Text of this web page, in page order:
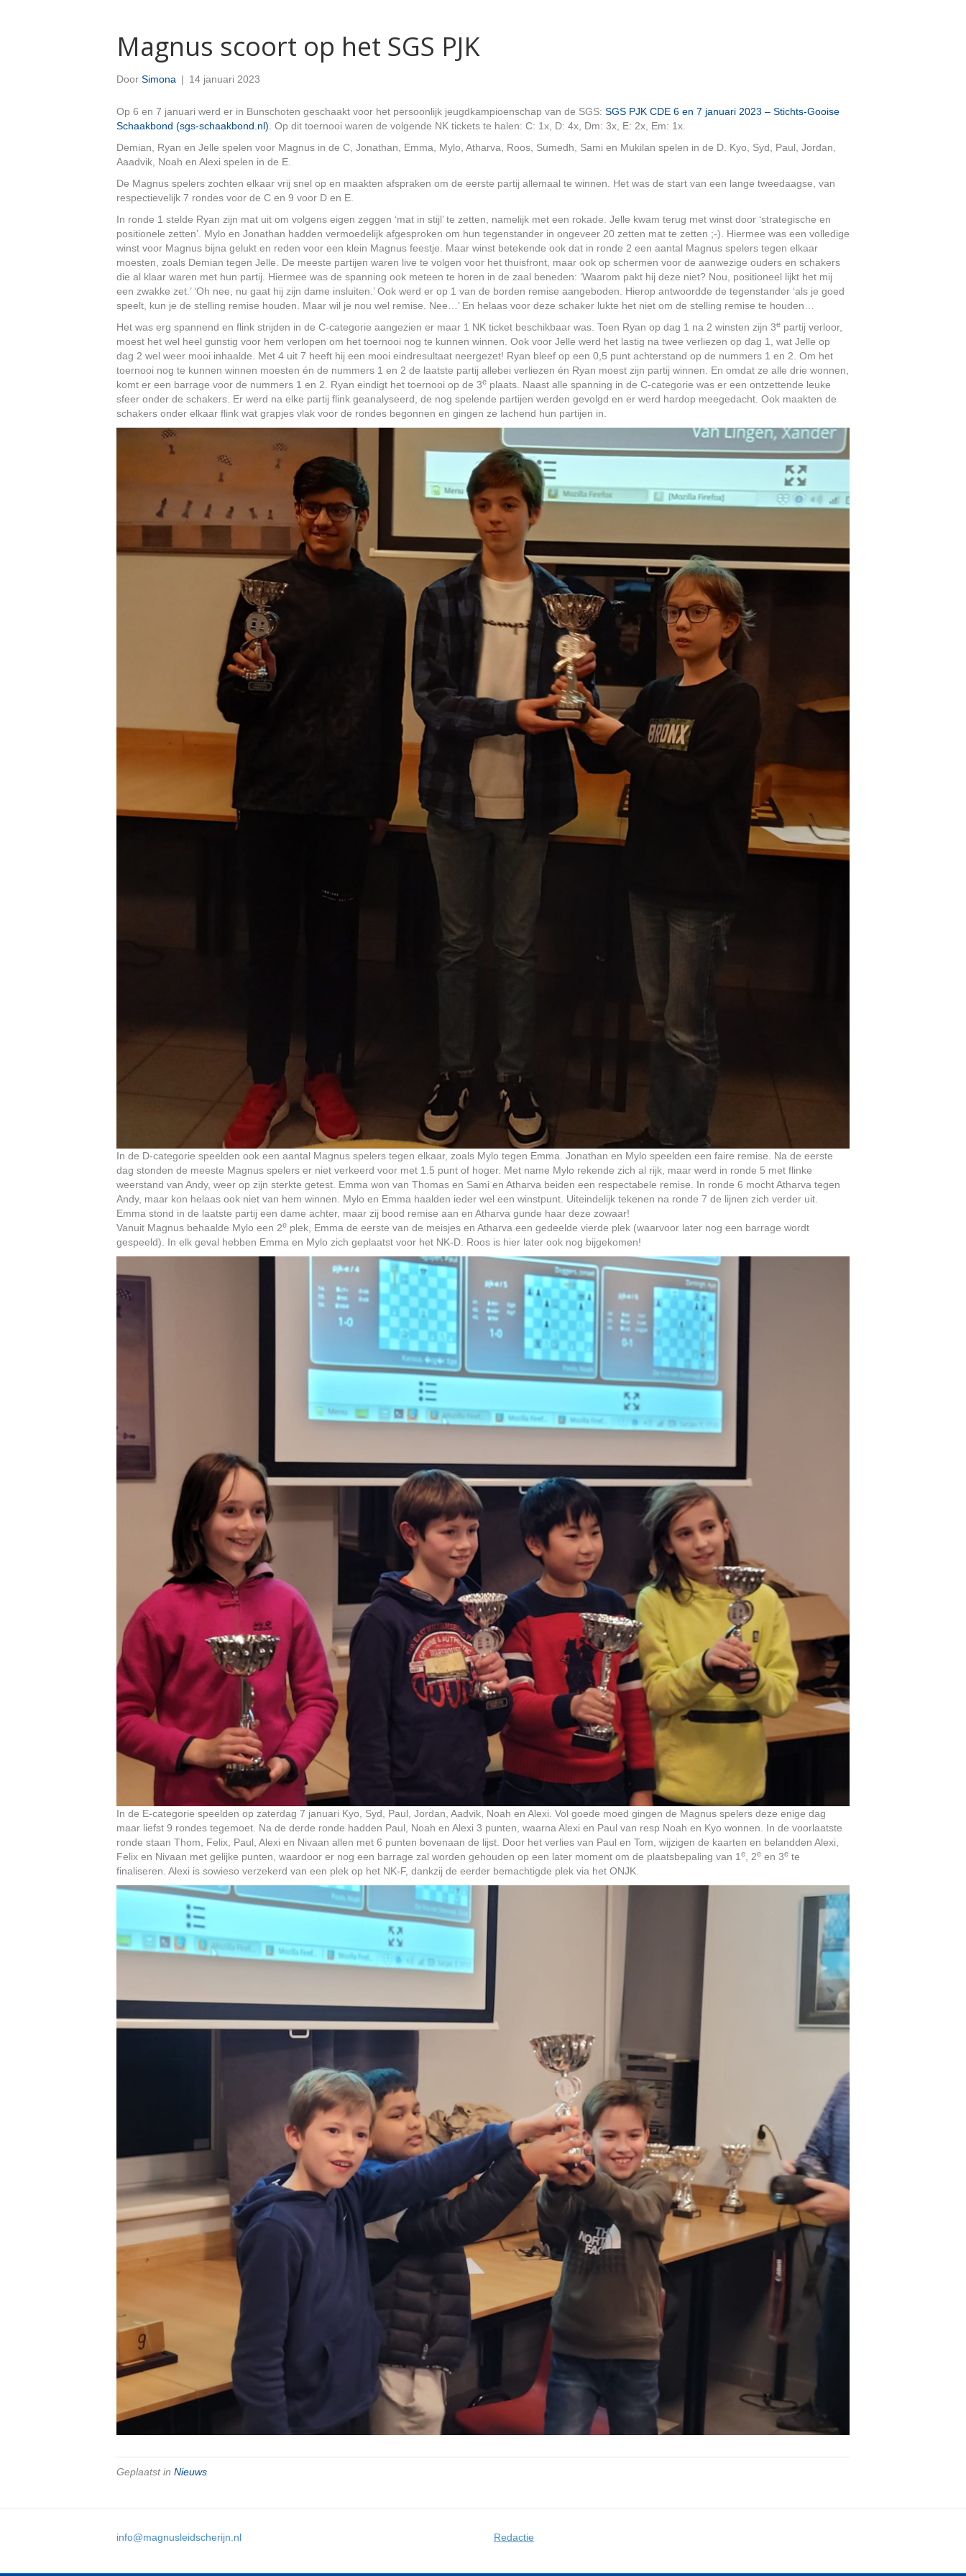
Magnus scoort op het SGS PJK
Door Simona | 14 januari 2023
Op 6 en 7 januari werd er in Bunschoten geschaakt voor het persoonlijk jeugdkampioenschap van de SGS: SGS PJK CDE 6 en 7 januari 2023 – Stichts-Gooise
Schaakbond (sgs-schaakbond.nl) . Op dit toernooi waren de volgende NK tickets te halen: C: 1x, D: 4x, Dm: 3x, E: 2x, Em: 1x.
Demian, Ryan en Jelle spelen voor Magnus in de C, Jonathan, Emma, Mylo, Atharva, Roos, Sumedh, Sami en Mukilan spelen in de D. Kyo, Syd, Paul, Jordan,
Aaadvik, Noah en Alexi spelen in de E.
De Magnus spelers zochten elkaar vrij snel op en maakten afspraken om de eerste partij allemaal te winnen. Het was de start van een lange tweedaagse, van
respectievelijk 7 rondes voor de C en 9 voor D en E.
In ronde 1 stelde Ryan zijn mat uit om volgens eigen zeggen ‘mat in stijl’ te zetten, namelijk met een rokade. Jelle kwam terug met winst door ‘strategische en
positionele zetten’. Mylo en Jonathan hadden vermoedelijk afgesproken om hun tegenstander in ongeveer 20 zetten mat te zetten ;-). Hiermee was een volledige
winst voor Magnus bijna gelukt en reden voor een klein Magnus feestje. Maar winst betekende ook dat in ronde 2 een aantal Magnus spelers tegen elkaar
moesten, zoals Demian tegen Jelle. De meeste partijen waren live te volgen voor het thuisfront, maar ook op schermen voor de aanwezige ouders en schakers
die al klaar waren met hun partij. Hiermee was de spanning ook meteen te horen in de zaal beneden: ‘Waarom pakt hij deze niet? Nou, positioneel lijkt het mij
een zwakke zet.’ ‘Oh nee, nu gaat hij zijn dame insluiten.’ Ook werd er op 1 van de borden remise aangeboden. Hierop antwoordde de tegenstander ‘als je goed
speelt, kun je de stelling remise houden. Maar wil je nou wel remise. Nee…’ En helaas voor deze schaker lukte het niet om de stelling remise te houden…
Het was erg spannend en flink strijden in de C-categorie aangezien er maar 1 NK ticket beschikbaar was. Toen Ryan op dag 1 na 2 winsten zijn 3e partij verloor,
moest het wel heel gunstig voor hem verlopen om het toernooi nog te kunnen winnen. Ook voor Jelle werd het lastig na twee verliezen op dag 1, wat Jelle op
dag 2 wel weer mooi inhaalde. Met 4 uit 7 heeft hij een mooi eindresultaat neergezet! Ryan bleef op een 0,5 punt achterstand op de nummers 1 en 2. Om het
toernooi nog te kunnen winnen moesten én de nummers 1 en 2 de laatste partij allebei verliezen én Ryan moest zijn partij winnen. En omdat ze alle drie wonnen,
komt er een barrage voor de nummers 1 en 2. Ryan eindigt het toernooi op de 3e plaats. Naast alle spanning in de C-categorie was er een ontzettende leuke
sfeer onder de schakers. Er werd na elke partij flink geanalyseerd, de nog spelende partijen werden gevolgd en er werd hardop meegedacht. Ook maakten de
schakers onder elkaar flink wat grapjes vlak voor de rondes begonnen en gingen ze lachend hun partijen in.
In de D-categorie speelden ook een aantal Magnus spelers tegen elkaar, zoals Mylo tegen Emma. Jonathan en Mylo speelden een faire remise. Na de eerste
dag stonden de meeste Magnus spelers er niet verkeerd voor met 1.5 punt of hoger. Met name Mylo rekende zich al rijk, maar werd in ronde 5 met flinke
weerstand van Andy, weer op zijn sterkte getest. Emma won van Thomas en Sami en Atharva beiden een respectabele remise. In ronde 6 mocht Atharva tegen
Andy, maar kon helaas ook niet van hem winnen. Mylo en Emma haalden ieder wel een winstpunt. Uiteindelijk tekenen na ronde 7 de lijnen zich verder uit.
Emma stond in de laatste partij een dame achter, maar zij bood remise aan en Atharva gunde haar deze zowaar!
Vanuit Magnus behaalde Mylo een 2e plek, Emma de eerste van de meisjes en Atharva een gedeelde vierde plek (waarvoor later nog een barrage wordt
gespeeld). In elk geval hebben Emma en Mylo zich geplaatst voor het NK-D. Roos is hier later ook nog bijgekomen!
In de E-categorie speelden op zaterdag 7 januari Kyo, Syd, Paul, Jordan, Aadvik, Noah en Alexi. Vol goede moed gingen de Magnus spelers deze enige dag
maar liefst 9 rondes tegemoet. Na de derde ronde hadden Paul, Noah en Alexi 3 punten, waarna Alexi en Paul van resp Noah en Kyo wonnen. In de voorlaatste
ronde staan Thom, Felix, Paul, Alexi en Nivaan allen met 6 punten bovenaan de lijst. Door het verlies van Paul en Tom, wijzigen de kaarten en belandden Alexi,
Felix en Nivaan met gelijke punten, waardoor er nog een barrage zal worden gehouden op een later moment om de plaatsbepaling van 1 e , 2e en 3e te
finaliseren. Alexi is sowieso verzekerd van een plek op het NK-F, dankzij de eerder bemachtigde plek via het ONJK.
Geplaatst in Nieuws
info@magnusleidscherijn.nl Redactie